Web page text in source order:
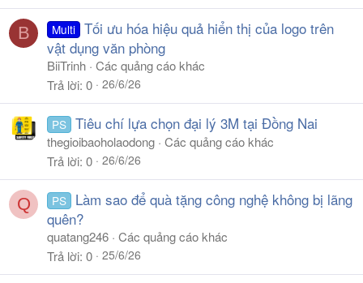
B Multi Tối ưu hóa hiệu quả hiển thị của logo trên
vật dụng văn phòng
BiiTrinh Các quảng cáo khác
Trả lời 0 26/6/26
PS Tiêu chí lựa chọn đại lý 3M tại Đồng Nai
thegioibaoholaodong Các quảng cáo khác
Trả lời 0 26/6/26
Q PS
Làm sao để quà tặng công nghệ không bị lãng
quên?
quatang246 Các quảng cáo khác
Trả lời 0 25/6/26